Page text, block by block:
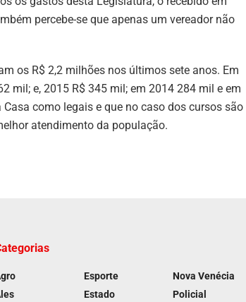
percebe-se que apenas um vereador não
os R$ 2,2 milhões nos últimos sete anos. Em
mil; e, 2015 R$ 345 mil; em 2014 284 mil e em
como legais e que no caso dos cursos são
atendimento da população.
Esporte
Estado
Nova Venécia
Policial